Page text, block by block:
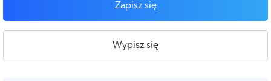
Zapisz się
Wypisz się